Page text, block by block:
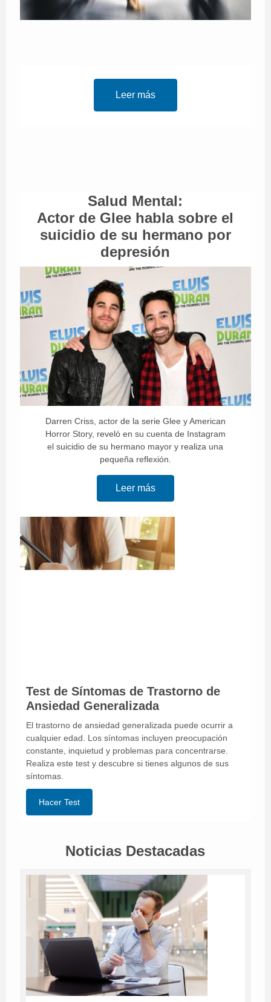
Leer más
Salud Mental:
Actor de Glee habla sobre el
suicidio de su hermano por
depresión
Darren Criss, actor de la serie Glee y American
Horror Story, reveló en su cuenta de Instagram
el suicidio de su hermano mayor y realiza una
pequeña reflexión.
Leer más
Test de Síntomas de Trastorno de
Ansiedad Generalizada
El trastorno de ansiedad generalizada puede ocurrir a
cualquier edad. Los síntomas incluyen preocupación
constante, inquietud y problemas para concentrarse.
Realiza este test y descubre si tienes algunos de sus
síntomas.
Hacer Test
Noticias Destacadas